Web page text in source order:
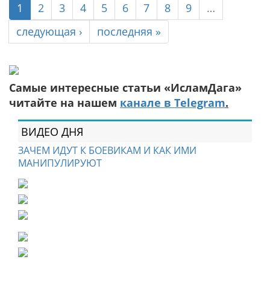
1 2 3 4 5 6 7 8 9
…
следующая ›
последняя »
Самые интересные статьи «ИсламДага»
читайте на нашем канале в Telegram.
ВИДЕО ДНЯ
ЗАЧЕМ ИДУТ К БОЕВИКАМ И КАК ИМИ
МАНИПУЛИРУЮТ